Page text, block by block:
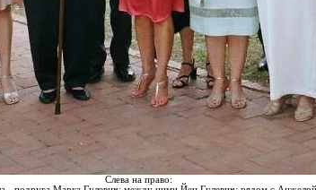
Слева на право: